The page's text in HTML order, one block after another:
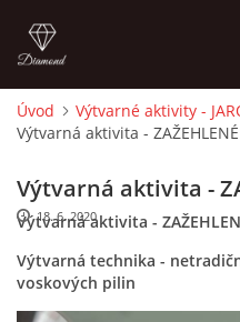
ÚVOD
O MĚ
FOTOALBUM
Úvod
Výtvarné aktivity -
Výtvarná aktivita - ZAŽEHLENÉ
Výtvarná aktivita -
Výtvarná aktivita -
Výtvarná technika -
voskových pilin
18. 6. 2020